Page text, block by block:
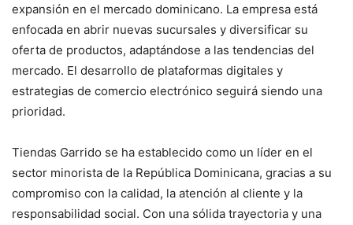
expansión en el mercado dominicano. La empresa está
enfocada en abrir nuevas sucursales y diversificar su
oferta de productos, adaptándose a las tendencias del
mercado. El desarrollo de plataformas digitales y
estrategias de comercio electrónico seguirá siendo una
prioridad.
Tiendas Garrido se ha establecido como un líder en el
sector minorista de la República Dominicana, gracias a su
compromiso con la calidad, la atención al cliente y la
responsabilidad social. Con una sólida trayectoria y una